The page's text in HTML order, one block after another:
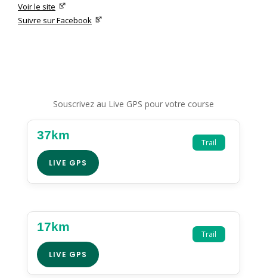
Voir le site
Suivre sur Facebook
Souscrivez au Live GPS pour votre course
Trail
37km
LIVE GPS
Trail
17km
LIVE GPS